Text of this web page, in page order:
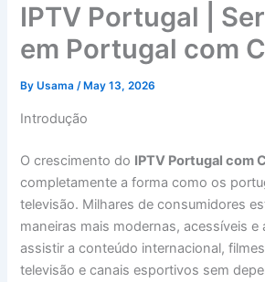
IPTV Portugal |
em Portugal com
ByUsama/ May 13, 2026
Introdução
O crescimento do IPTV Portugal com
completamente a forma como os
televisão. Milhares de consumidores
maneiras mais modernas, acessíveis e
assistir a conteúdo internacional,
televisão e canais esportivos sem